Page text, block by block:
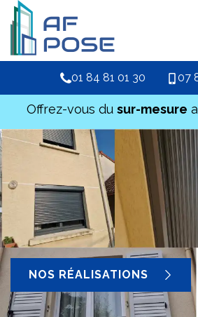
01 84 81 01 30 07
Offrez-vous du sur-mesure
NOS RÉALISATIONS